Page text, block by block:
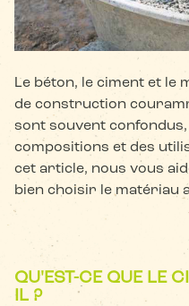
Le béton, le ciment et
de construction
sont souvent
compositions et des
cet article, nous vous
bien choisir le matériau
QU'EST-CE QUE LE
IL ?